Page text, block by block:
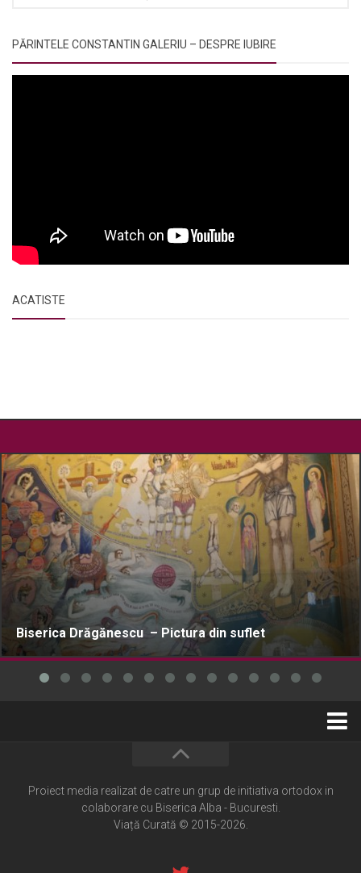
PĂRINTELE CONSTANTIN GALERIU – DESPRE IUBIRE
ACATISTE
Biserica Drăgănescu – Pictura din suflet
Cultură creștină
Pateric Atonit
Proiect media realizat de catre un grup de initiativa ortodox in
colaborare cu Biserica Alba - Bucuresti.
Viață Curată © 2015-2026.